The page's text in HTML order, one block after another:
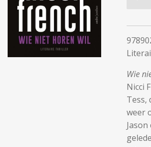
Wie
Nicci
Tess,
weer